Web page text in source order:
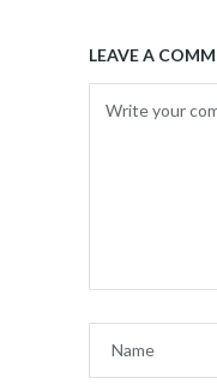
LEAVE A